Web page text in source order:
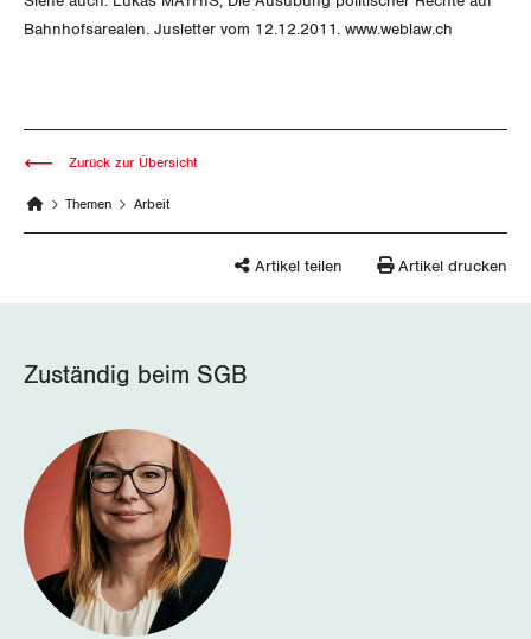
Tessin
Zürich
Bahnhofsarealen. Jusletter vom 12.12.2011. www.weblaw.ch
Themen Arbeit
Zurück zur Übersicht
Artikel teilen Artikel drucken
Zuständig beim SGB